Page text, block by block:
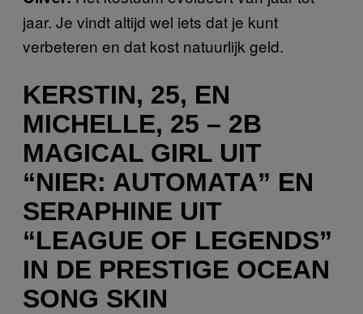
jaar. Je vindt altijd wel iets dat je kunt
verbeteren en dat kost natuurlijk geld.
KERSTIN, 25, EN
MICHELLE, 25 – 2B
MAGICAL GIRL UIT
“NIER: AUTOMATA” EN
SERAPHINE UIT
“LEAGUE OF LEGENDS”
IN DE PRESTIGE OCEAN
SONG SKIN